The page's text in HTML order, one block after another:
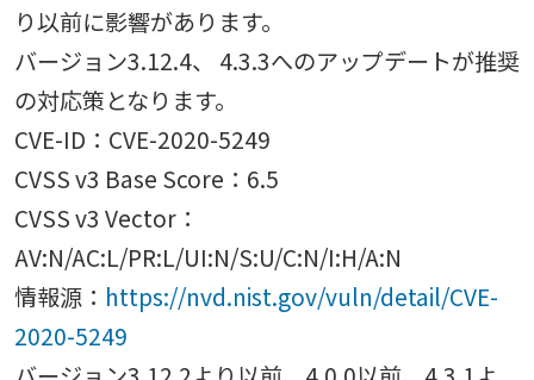
り以前に影響があります。
バージョン3.12.4、 4.3.3へのアップデートが推奨
の対応策となります。
CVE-ID：CVE-2020-5249
CVSS v3 Base Score：6.5
CVSS v3 Vector：
AV:N/AC:L/PR:L/UI:N/S:U/C:N/I:H/A:N
情報源： https://nvd.nist.gov/vuln/detail/CVE-
2020-5249